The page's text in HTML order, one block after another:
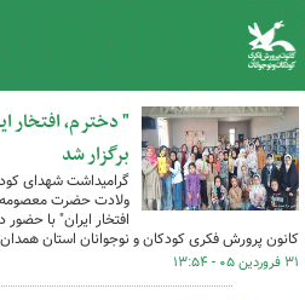
" دخترم، افتخار
برگزار شد
گرامیداشت شهدای
ولادت حضرت معصومه
افتخار ایران" با
کانون پرورش فکری کودکان و نوجوانان استان همدان
۳۱ فروردین ۰۵ - ۱۳:۵۴